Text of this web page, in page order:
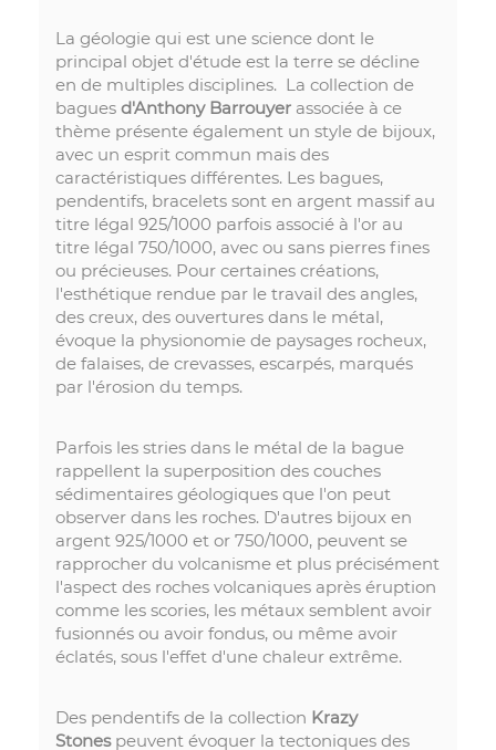
La géologie qui est une science dont le
principal objet d'étude est la terre se décline
en de multiples disciplines. La collection de
bagues d'Anthony Barrouyer associée à ce
thème présente également un style de bijoux,
avec un esprit commun mais des
caractéristiques différentes. Les bagues,
pendentifs, bracelets sont en argent massif au
titre légal 925/1000 parfois associé à l'or au
titre légal 750/1000, avec ou sans pierres fines
ou précieuses. Pour certaines créations,
l'esthétique rendue par le travail des angles,
des creux, des ouvertures dans le métal,
évoque la physionomie de paysages rocheux,
de falaises, de crevasses, escarpés, marqués
par l'érosion du temps.
Parfois les stries dans le métal de la bague
rappellent la superposition des couches
sédimentaires géologiques que l'on peut
observer dans les roches. D'autres bijoux en
argent 925/1000 et or 750/1000, peuvent se
rapprocher du volcanisme et plus précisément
l'aspect des roches volcaniques après éruption
comme les scories, les métaux semblent avoir
fusionnés ou avoir fondus, ou même avoir
éclatés, sous l'effet d'une chaleur extrême.
Des pendentifs de la collection Krazy
Stonespeuvent évoquer la tectoniques des